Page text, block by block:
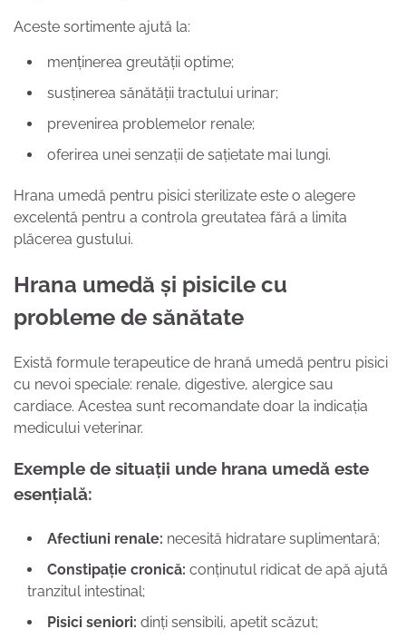
Aceste sortimente ajută la:
menținerea greutății optime;
susținerea sănătății tractului urinar;
prevenirea problemelor renale;
oferirea unei senzații de sațietate mai lungi.
Hrana umedă pentru pisici sterilizate este o alegere
excelentă pentru a controla greutatea fără a limita
plăcerea gustului.
Hrana umedă și pisicile cu
probleme de sănătate
Există formule terapeutice de hrană umedă pentru pisici
cu nevoi speciale: renale, digestive, alergice sau
cardiace. Acestea sunt recomandate doar la indicația
medicului veterinar.
Exemple de situații unde hrana umedă este
esențială:
Afectiuni renale: necesită hidratare suplimentară;
Constipație cronică: conținutul ridicat de apă ajută
tranzitul intestinal;
Pisici seniori: dinți sensibili, apetit scăzut;